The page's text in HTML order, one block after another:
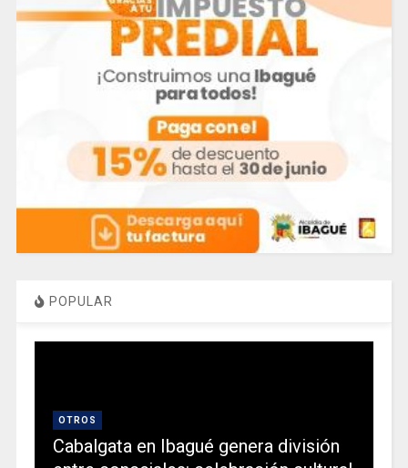
POPULAR
OTROS
Cabalgata en Ibagué genera división